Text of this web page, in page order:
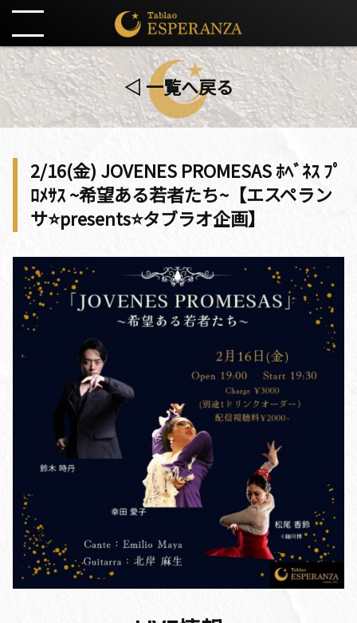
◁ 一覧へ戻る
2/16(金) JOVENES PROMESAS ﾎﾍﾞﾈｽ ﾌﾟ
ﾛﾒｻｽ ~希望ある若者たち~【エスペラン
サ⭐️presents⭐️タブラオ企画】